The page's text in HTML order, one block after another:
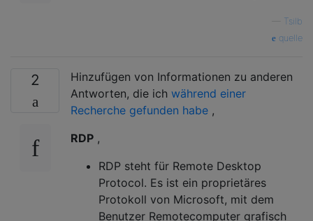
Tsilb
quelle
2
Hinzufügen von Informationen zu anderen
Antworten, die ich während einer
Recherche gefunden habe ,
RDP ,
RDP steht für Remote Desktop
Protocol. Es ist ein proprietäres
Protokoll von Microsoft, mit dem
Benutzer Remotecomputer grafisch